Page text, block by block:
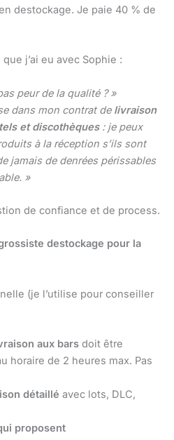
destockage. Je paie 40 % de
j’ai eu avec Sophie :
peur de la qualité ? »
dans mon contrat de livraison
et discothèques: je peux
à la réception s’ils sont
jamais de denrées périssables
»
de confiance et de process.
destockage pour la
(je l’utilise pour conseiller
aux bars doit être
horaire de 2 heures max. Pas
détaillé avec lots, DLC,
proposent